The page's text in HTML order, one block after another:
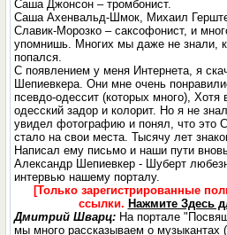
Саша Джонсон – тромбонист.
Саша Ахенвальд-Шмок, Михаил
Славик-Морозко – саксофонист, и
упомнишь. Многих мы даже не знали,
попался.
С появлением у меня Интернета, я
Шепиевкера. Они мне очень
псевдо-одессит (которых много), Хотя
одесский задор и колорит. Но я не
увидел фотографию и понял, что это
стало на свои места. Тысячу лет
Написал ему письмо и наши пути
Александр Шепиевкер - Шуберт
интервью нашему порталу.
[Только зарегистрированные
ссылки. Нажмите Здесь
Дмитрий Шварц: На портале
мы много рассказываем о